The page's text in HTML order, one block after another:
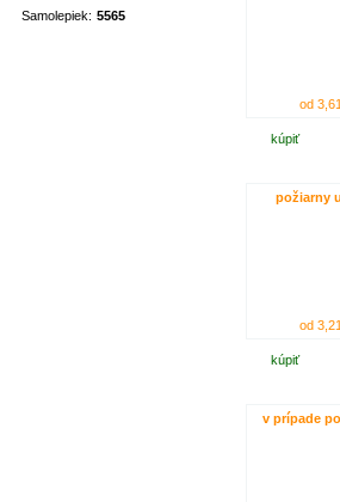
Samolepiek: 5565
od
kúpiť
požiarny
od
kúpiť
v prípade